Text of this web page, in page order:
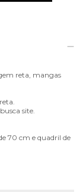
reta, mangas
site.
70 cm e quadril de